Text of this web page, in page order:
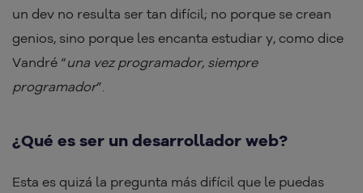
un dev no resulta ser tan difícil; no porque se crean
genios, sino porque les encanta estudiar y, como dice
Vandré “una vez programador, siempre
programador”.
¿Qué es ser un desarrollador web?
Esta es quizá la pregunta más difícil que le puedas